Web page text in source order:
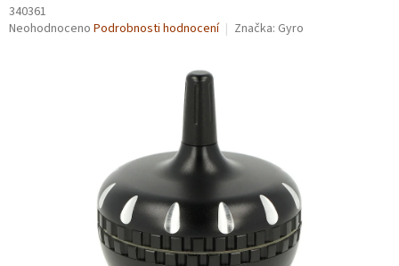
340361
Průměrné
Neohodnoceno Podrobnosti hodnocení Značka: Gyro